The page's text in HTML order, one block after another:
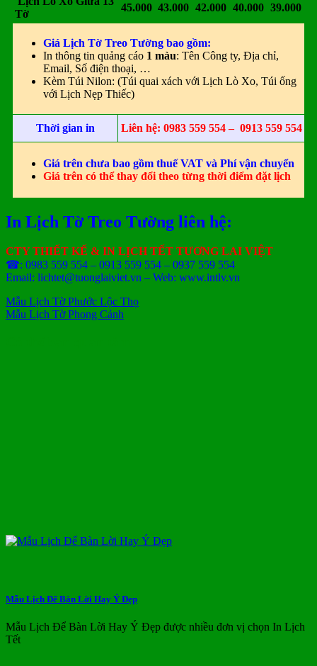
Tờ
45.000 43.000 42.000 40.000 39.000
Giá Lịch Tờ Treo Tường bao gồm:
In thông tin quảng cáo 1 màu: Tên Công ty, Địa chỉ,
Email, Số điện thoại, …
Kèm Túi Nilon: (Túi quai xách với Lịch Lò Xo, Túi ống
với Lịch Nẹp Thiếc)
Thời gian in Liên hệ: 0983 559 554 – 0913 559 554
Giá trên chưa bao gồm thuế VAT và Phí vận chuyển
Giá trên có thể thay đổi theo từng thời điểm đặt lịch
In Lịch Tờ Treo Tường liên hệ:
CTY THIẾT KẾ & IN LỊCH TẾT TƯƠNG LAI VIỆT
☎: 0983 559 554 – 0913 559 554 – 0937 559 554
Email: lichtet@tuonglaiviet.vn – Web: www.intlv.vn
Mẫu Lịch Tờ Phước Lộc Thọ
Mẫu Lịch Tờ Phong Cảnh
Mẫu Lịch Để Bàn Lời Hay Ý Đẹp
Mẫu Lịch Để Bàn Lời Hay Ý Đẹp được nhiều đơn vị chọn In Lịch
Tết